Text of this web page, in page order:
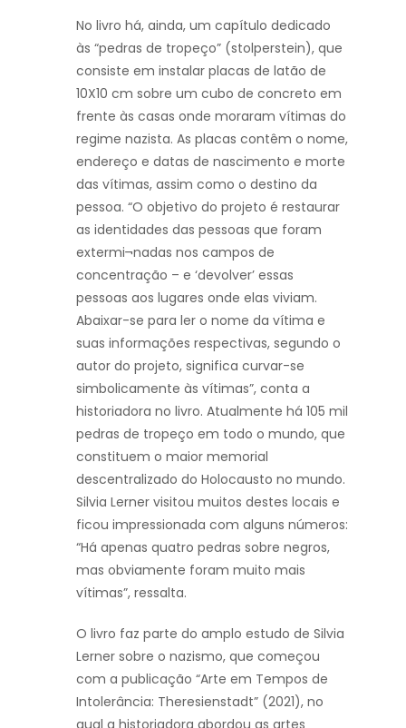
No livro há, ainda, um capítulo dedicado
às “pedras de tropeço” (stolperstein), que
consiste em instalar placas de latão de
10X10 cm sobre um cubo de concreto em
frente às casas onde moraram vítimas do
regime nazista. As placas contêm o nome,
endereço e datas de nascimento e morte
das vítimas, assim como o destino da
pessoa. “O objetivo do projeto é restaurar
as identidades das pessoas que foram
extermi¬nadas nos campos de
concentração – e ‘devolver’ essas
pessoas aos lugares onde elas viviam.
Abaixar-se para ler o nome da vítima e
suas informações respectivas, segundo o
autor do projeto, significa curvar-se
simbolicamente às vítimas”, conta a
historiadora no livro. Atualmente há 105 mil
pedras de tropeço em todo o mundo, que
constituem o maior memorial
descentralizado do Holocausto no mundo.
Silvia Lerner visitou muitos destes locais e
ficou impressionada com alguns números:
“Há apenas quatro pedras sobre negros,
mas obviamente foram muito mais
vítimas”, ressalta.
O livro faz parte do amplo estudo de Silvia
Lerner sobre o nazismo, que começou
com a publicação “Arte em Tempos de
Intolerância: Theresienstadt” (2021), no
qual a historiadora abordou as artes